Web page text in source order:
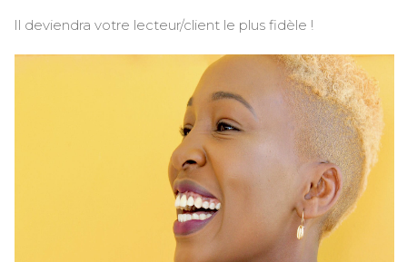
Il deviendra votre lecteur/client le plus fidèle !